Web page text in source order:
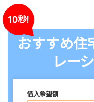
10秒!
おすすめ住
レー
借入希望額